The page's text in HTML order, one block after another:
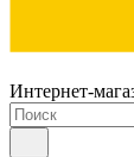
Интернет-